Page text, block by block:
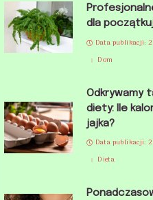
dla
Data publikacji:
Dom
Odkrywamy
diety: Ile
jajka?
Data publikacji:
Dieta